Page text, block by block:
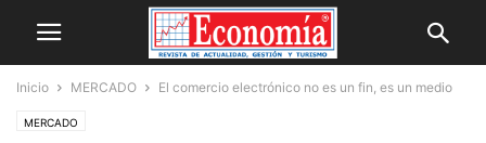
Inicio MERCADO El comercio electrónico no es un fin, es un medio
MERCADO